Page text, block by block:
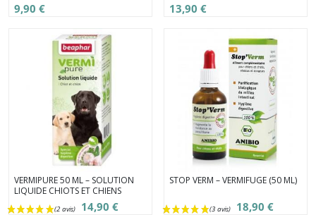
9,90 € 13,90 €
VERMIPURE 50 ML – SOLUTION
LIQUIDE CHIOTS ET CHIENS
14,90 €
STOP VERM – VERMIFUGE (50 ML)
18,90 €